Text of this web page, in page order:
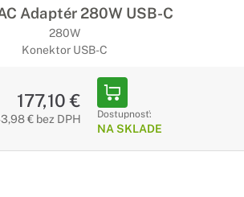
Adaptér 280W USB-C
280W
Konektor USB-C
177,10 €
€ bez DPH Dostupnosť:
NA SKLADE